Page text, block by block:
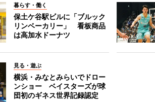
暮らす・働く
保土ケ谷駅ビルに「ブルック
リンベーカリー」 看板商品
は高加水ドーナツ
見る・遊ぶ
横浜・みなとみらいでドロー
ンショー ベイスターズが球
団初のギネス世界記録認定